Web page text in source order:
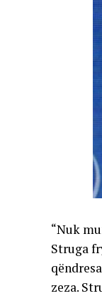
“Nuk
Struga
zeza.